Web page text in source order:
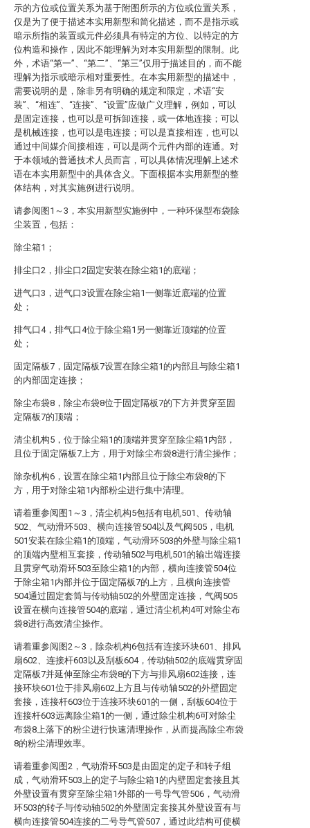
示的方位或位置关系为基于附图所示的方位或位置关系，
仅是为了便于描述本实用新型和简化描述，而不是指示或
暗示所指的装置或元件必须具有特定的方位、以特定的方
位构造和操作，因此不能理解为对本实用新型的限制。此
外，术语“第一”、“第二”、“第三”仅用于描述目的，而不能
理解为指示或暗示相对重要性。在本实用新型的描述中，
需要说明的是，除非另有明确的规定和限定，术语“安
装”、“相连”、“连接”、“设置”应做广义理解，例如，可以
是固定连接，也可以是可拆卸连接，或一体地连接；可以
是机械连接，也可以是电连接；可以是直接相连，也可以
通过中间媒介间接相连，可以是两个元件内部的连通。对
于本领域的普通技术人员而言，可以具体情况理解上述术
语在本实用新型中的具体含义。下面根据本实用新型的整
体结构，对其实施例进行说明。
请参阅图1～3，本实用新型实施例中，一种环保型布袋除
尘装置，包括：
除尘箱1；
排尘口2，排尘口2固定安装在除尘箱1的底端；
进气口3，进气口3设置在除尘箱1一侧靠近底端的位置
处；
排气口4，排气口4位于除尘箱1另一侧靠近顶端的位置
处；
固定隔板7，固定隔板7设置在除尘箱1的内部且与除尘箱1
的内部固定连接；
除尘布袋8，除尘布袋8位于固定隔板7的下方并贯穿至固
定隔板7的顶端；
清尘机构5，位于除尘箱1的顶端并贯穿至除尘箱1内部，
且位于固定隔板7上方，用于对除尘布袋8进行清尘操作；
除杂机构6，设置在除尘箱1内部且位于除尘布袋8的下
方，用于对除尘箱1内部粉尘进行集中清理。
请着重参阅图1～3，清尘机构5包括有电机501、传动轴
502、气动滑环503、横向连接管504以及气阀505，电机
501安装在除尘箱1的顶端，气动滑环503的外壁与除尘箱1
的顶端内壁相互套接，传动轴502与电机501的输出端连接
且贯穿气动滑环503至除尘箱1的内部，横向连接管504位
于除尘箱1内部并位于固定隔板7的上方，且横向连接管
504通过固定套筒与传动轴502的外壁固定连接，气阀505
设置在横向连接管504的底端，通过清尘机构4可对除尘布
袋8进行高效清尘操作。
请着重参阅图2～3，除杂机构6包括有连接环块601、排风
扇602、连接杆603以及刮板604，传动轴502的底端贯穿固
定隔板7并延伸至除尘布袋8的下方与排风扇602连接，连
接环块601位于排风扇602上方且与传动轴502的外壁固定
套接，连接杆603位于连接环块601的一侧，刮板604位于
连接杆603远离除尘箱1的一侧，通过除尘机构6可对除尘
布袋8上落下的粉尘进行快速清理操作，从而提高除尘布袋
8的粉尘清理效率。
请着重参阅图2，气动滑环503是由固定的定子和转子组
成，气动滑环503上的定子与除尘箱1的内壁固定套接且其
外壁设置有贯穿至除尘箱1外部的一号导气管506，气动滑
环503的转子与传动轴502的外壁固定套接其外壁设置有与
横向连接管504连接的二号导气管507，通过此结构可使横